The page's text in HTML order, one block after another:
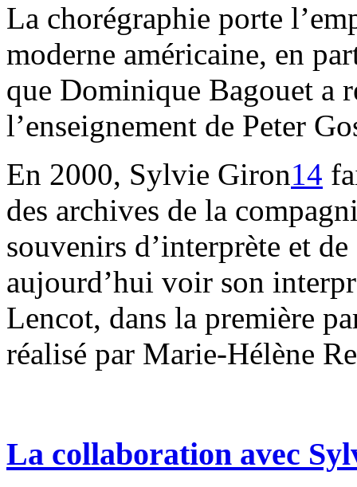
La chorégraphie porte
moderne américaine, en
que Dominique Bagouet a
l’enseignement de Peter
En 2000, Sylvie Giron14
des archives de la
souvenirs d’interprète et
aujourd’hui voir son
Lencot, dans la première
réalisé par Marie-Hélène
La collaboration avec